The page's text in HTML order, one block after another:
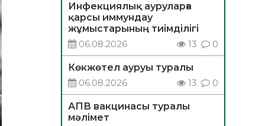
Инфекциялық ауруларға
қарсы иммундау
жұмыстарының тиімділігі
06.08.2026
13 0
Көкжөтел ауруы туралы
06.08.2026
13 0
АПВ вакцинасы туралы
мәлімет